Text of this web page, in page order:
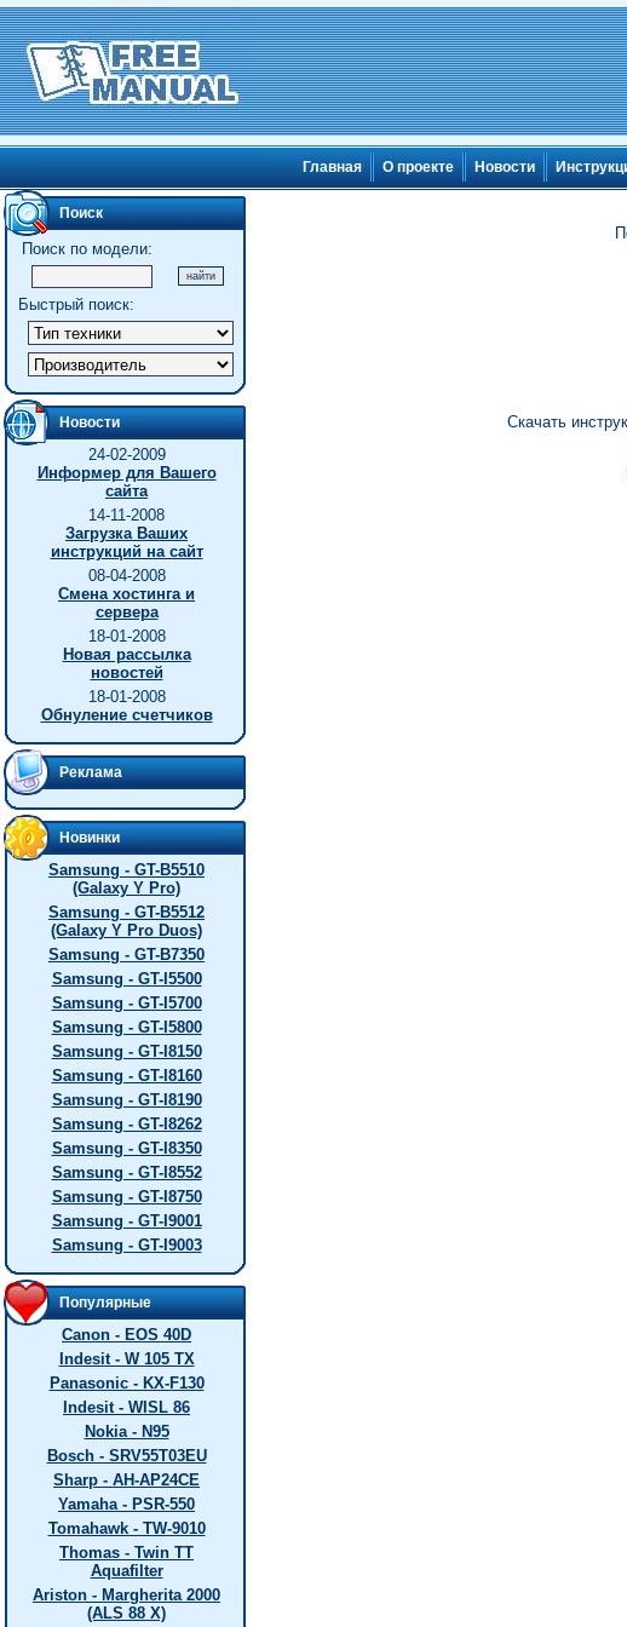
Главная О проекте Новости
Поиск
Поиск по модели:
Быстрый поиск:
Новости
24-02-2009
Информер для Вашего
сайта
14-11-2008
Загрузка Ваших
инструкций на сайт
08-04-2008
Смена хостинга и
сервера
18-01-2008
Новая рассылка
новостей
18-01-2008
Обнуление счетчиков
Реклама
Новинки
Samsung - GT-B5510
(Galaxy Y Pro)
Samsung - GT-B5512
(Galaxy Y Pro Duos)
Samsung - GT-B7350
Samsung - GT-I5500
Samsung - GT-I5700
Samsung - GT-I5800
Samsung - GT-I8150
Samsung - GT-I8160
Samsung - GT-I8190
Samsung - GT-I8262
Samsung - GT-I8350
Samsung - GT-I8552
Samsung - GT-I8750
Samsung - GT-I9001
Samsung - GT-I9003
Популярные
Canon - EOS 40D
Indesit - W 105 TX
Panasonic - KX-F130
Indesit - WISL 86
Nokia - N95
Bosch - SRV55T03EU
Sharp - AH-AP24CE
Yamaha - PSR-550
Tomahawk - TW-9010
Thomas - Twin TT
Aquafilter
Ariston - Margherita 2000
(ALS 88 X)
Скачать